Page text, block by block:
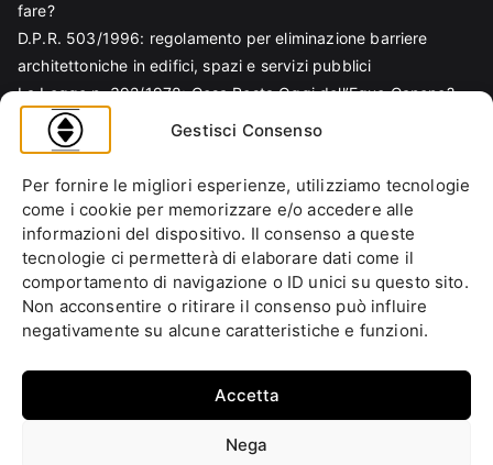
Gestisci Consenso
Per fornire le migliori esperienze, utilizziamo tecnologie
come i cookie per memorizzare e/o accedere alle
informazioni del dispositivo. Il consenso a queste
tecnologie ci permetterà di elaborare dati come il
comportamento di navigazione o ID unici su questo sito.
Non acconsentire o ritirare il consenso può influire
negativamente su alcune caratteristiche e funzioni.
Accetta
Nega
fare?
D.P.R. 503/1996: regolamento per eliminazione barriere
architettoniche in edifici, spazi e servizi pubblici
La Legge n. 392/1978: Cosa Resta Oggi dell’Equo Canone?
Legge Regionale n. 6/1989: Analisi Tecnica per Progettisti e
Amministratori
Norma EN 81-70 e sicurezza nella progettazione ascensore
Ascensore Condominiale
Barriere Architettoniche
Codice Civile
Condominio
Decreto Ministeriale
Decreto Presidente della Repubblica
Ente italiano di normazione
Ente Nazionale di Unificazione
Normative Europee